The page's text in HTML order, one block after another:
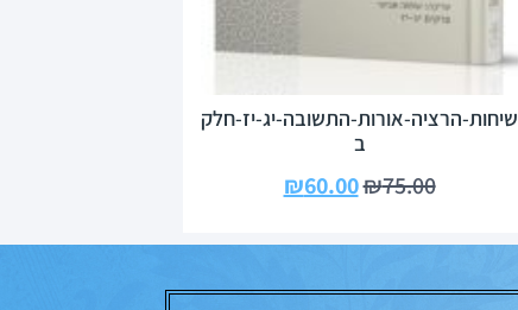
שיחות-הרציה-אורות-התשובה-יג-יז-חלק
ב
₪75.00
₪60.00